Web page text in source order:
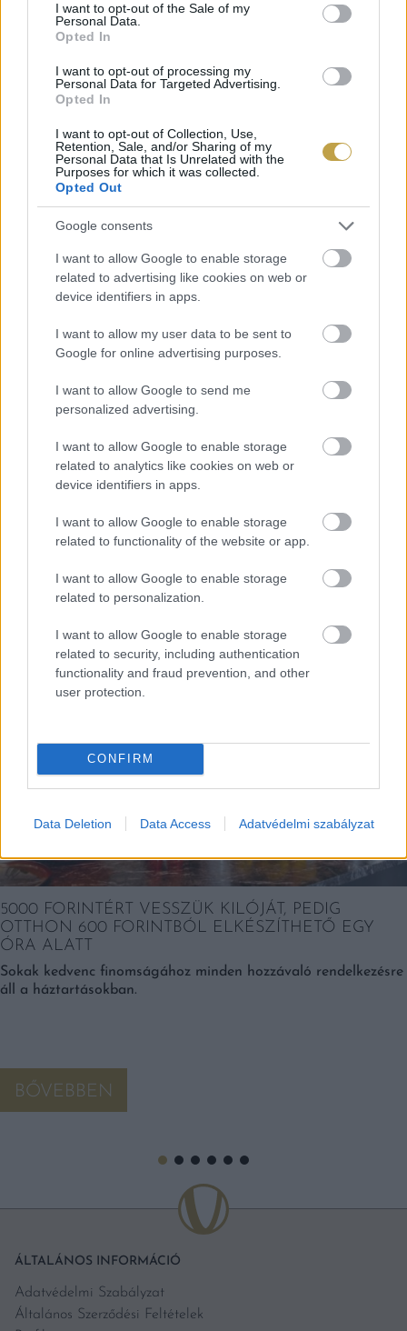
I want to opt-out of the Sale of my
Personal Data.
Opted In
I want to opt-out of processing my
Personal Data for Targeted Advertising.
Opted In
I want to opt-out of Collection, Use,
Retention, Sale, and/or Sharing of my
Personal Data that Is Unrelated with the
Purposes for which it was collected.
Opted Out
Google consents
I want to allow Google to enable storage
related to advertising like cookies on web or
device identifiers in apps.
I want to allow my user data to be sent to
Google for online advertising purposes.
I want to allow Google to send me
personalized advertising.
I want to allow Google to enable storage
related to analytics like cookies on web or
device identifiers in apps.
I want to allow Google to enable storage
related to functionality of the website or app.
I want to allow Google to enable storage
related to personalization.
I want to allow Google to enable storage
related to security, including authentication
functionality and fraud prevention, and other
user protection.
CONFIRM
Data Deletion Data Access Adatvédelmi szabályzat
Címlapfotó: Jacqueline O’Gara / Unsplash
EZEK IS ÉRDEKELHETNEK
5000 FORINTÉRT VESSZÜK KILÓJÁT, PEDIG
OTTHON 600 FORINTBÓL ELKÉSZÍTHETŐ EGY
ÓRA ALATT
Sokak kedvenc finomságához minden hozzávaló rendelkezésre
áll a háztartásokban.
BŐVEBBEN
ÁLTALÁNOS INFORMÁCIÓ
Adatvédelmi Szabályzat
Általános Szerződési Feltételek